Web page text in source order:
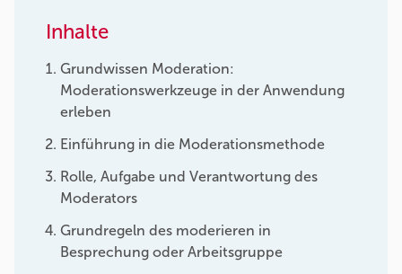
Inhalte
Grundwissen Moderation:
Moderationswerkzeuge in der Anwendung
erleben
Einführung in die Moderationsmethode
Rolle, Aufgabe und Verantwortung des
Moderators
Grundregeln des moderieren in
Besprechung oder Arbeitsgruppe